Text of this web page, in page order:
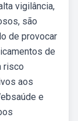
vigilância,
são
de provocar
de
risco
aos
e